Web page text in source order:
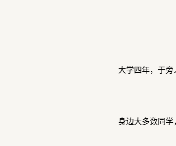
大学四年，于旁
身边大多数同学